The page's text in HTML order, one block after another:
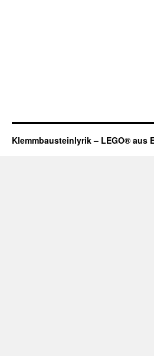
Klemmbausteinlyrik – LEGO® aus